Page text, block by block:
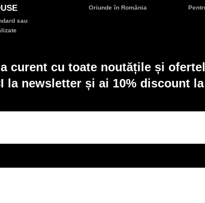
sau
Oriunde în România
curent cu toate noutățile și
la newsletter și ai 10% discount